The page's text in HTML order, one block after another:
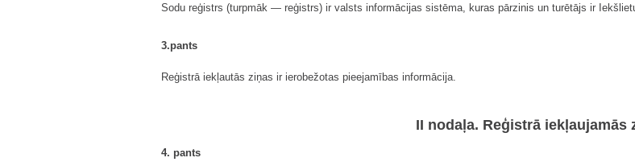
Sodu reģistrs (turpmāk — reģistrs) ir valsts informācijas sistēma, kuras pārzinis un turētājs ir
3.pants
Reģistrā iekļautās ziņas ir ierobežotas pieejamības informācija.
II nodaļa. Reģistrā iekļaujamās
4. pants